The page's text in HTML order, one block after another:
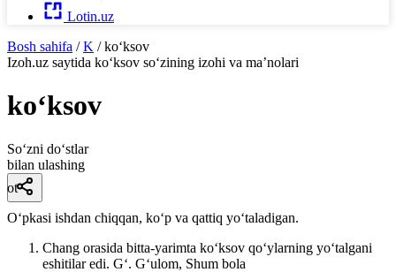
Lotin.uz
Bosh sahifa / K / ko‘ksov
Izoh.uz saytida ko‘ksov so‘zining izohi va ma’nolari
ko‘ksov
So‘zni do‘stlar
bilan ulashing
ot
Oʻpkasi ishdan chiqqan, koʻp va qattiq yoʻtaladigan.
Chang orasida bitta-yarimta koʻksov qoʻylarning yoʻtalgani
eshitilar edi. Gʻ. Gʻulom, Shum bola